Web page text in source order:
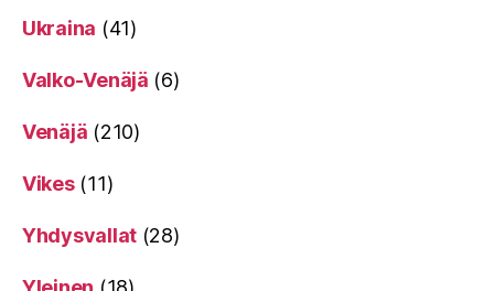
Ukraina (41)
Valko-Venäjä (6)
Venäjä (210)
Vikes(11)
Yhdysvallat (28)